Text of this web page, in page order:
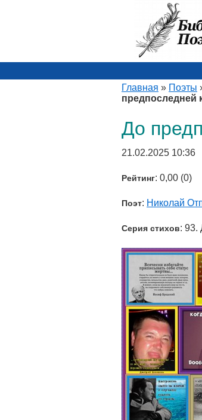
Главная » Поэты
предпоследней
До
21.02.2025 10:36
Рейтинг: 0,00 (0)
Поэт: Николай
Серия стихов: 93.